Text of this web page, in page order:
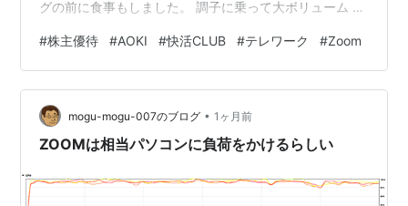
グの前に食事もしました。 調子に乗って大ボリューム ト
これをカラオケ「コートダジュール」と併せて半年ごと
に10回利用できます。 ただ飯ではないのですが、ありが
たく使わせていただきました。 今調べてみたら、なんと
小学生以下は席料無料でした！ 次回は子供たち連れてカ
ラオケやろうかな♪ www.kaikatsu.jp ↓AOKI…
#株主優待 #AOKI #快活CLUB #テレワーク #Zoom
mogu-mogu-007のブログ • 1ヶ月前
ZOOMは相当パソコンに負荷をかけるらしい